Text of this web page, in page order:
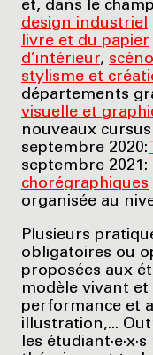
et, dans le
design industriel
livre et du papier
d’intérieur,
stylisme et
départements
visuelle et
nouveaux
septembre 2020:
septembre
chorégraphiques
organisée au
Plusieurs
obligatoires ou
proposées aux
modèle vivant et
performance et
illustration,...
les